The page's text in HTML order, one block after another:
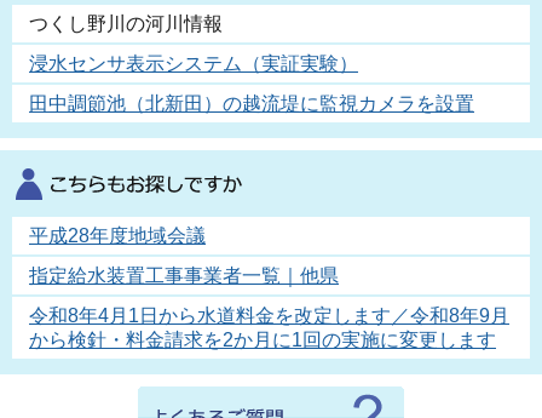
つくし野川の河川情報
浸水センサ表示システム（実証実験）
田中調節池（北新田）の越流堤に監視カメラを設置
平成28年度地域会議
指定給水装置工事事業者一覧｜他県
令和8年4月1日から水道料金を改定します／令和8年9月
から検針・料金請求を2か月に1回の実施に変更します